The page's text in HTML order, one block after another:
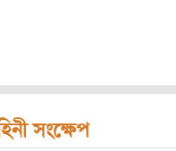
সংক্ষেপ